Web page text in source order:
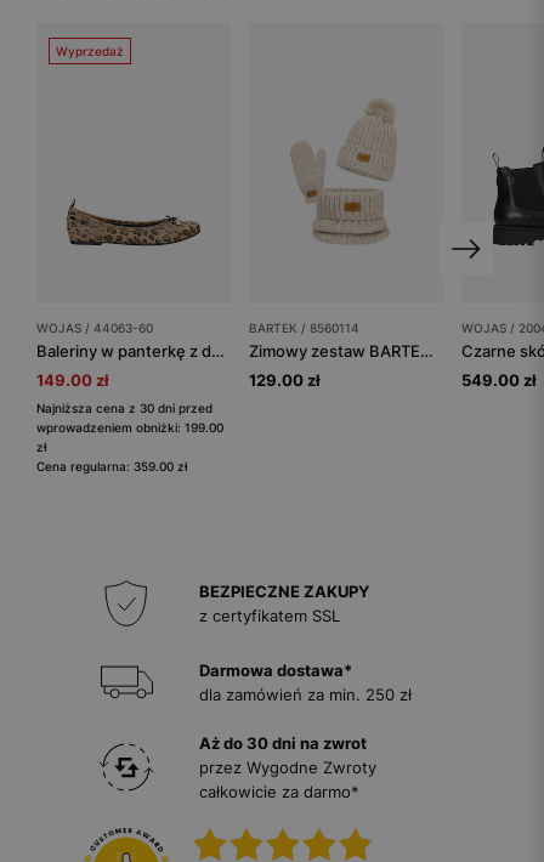
Wyprzedaż
WOJAS / 44063-60
Baleriny w panterkę z delikatną kokardką
149.00 zł
Najniższa cena z 30 dni przed
wprowadzeniem obniżki: 199.00
zł
Cena regularna: 359.00 zł
BARTEK / 8560114
Zimowy zestaw BARTEK 85601-14 - czapka z pomponem + komin + rękawiczki
129.00 zł
WOJAS /
549.00 zł
BEZPIECZNE ZAKUPY
z certyfikatem SSL
Darmowa dostawa*
dla zamówień za min. 250 zł
Aż do 30 dni na zwrot
przez Wygodne Zwroty
całkowicie za darmo*